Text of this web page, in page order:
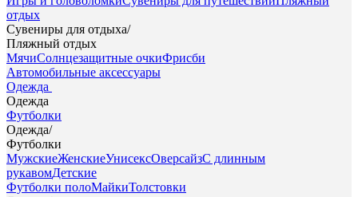
отдых
Сувениры для отдыха/
Пляжный отдых
МячиСолнцезащитные очкиФрисби
Автомобильные аксессуары
Одежда
Одежда
Футболки
Одежда/
Футболки
МужскиеЖенскиеУнисексОверсайзС длинным
рукавомДетские
Футболки полоМайкиТолстовки